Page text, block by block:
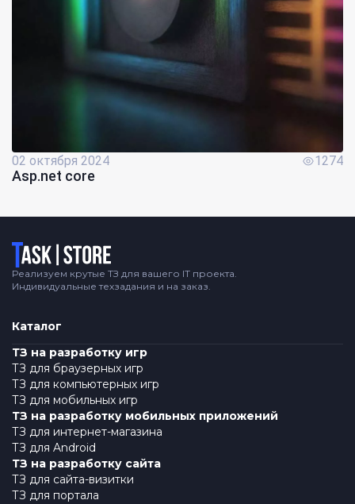
02 октября 2024 1274
Asp.net core
Логотип
Реализуем крутые ТЗ для вашего IT проекта.
Индивидуальные техзадания и на заказ.
Каталог
ТЗ на разработку игр
ТЗ для браузерных игр
ТЗ для компьютерных игр
ТЗ для мобильных игр
ТЗ на разработку мобильных приложений
ТЗ для интернет-магазина
ТЗ для Android
ТЗ на разработку сайта
ТЗ для сайта-визитки
ТЗ для портала